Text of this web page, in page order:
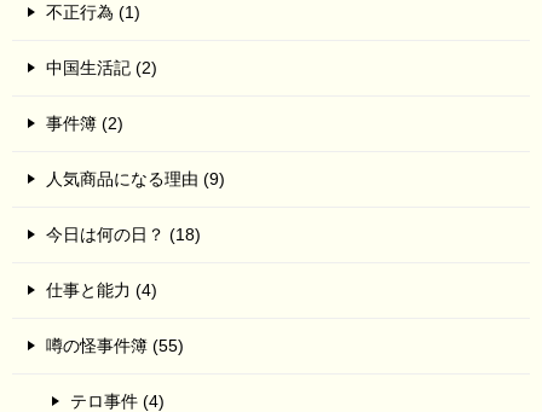
不正行為 (1)
中国生活記 (2)
事件簿 (2)
人気商品になる理由 (9)
今日は何の日？ (18)
仕事と能力 (4)
噂の怪事件簿 (55)
テロ事件 (4)